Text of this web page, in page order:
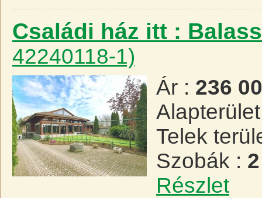
Családi ház itt :
42240118-1)
Ár : 236
Telek
Szobák : 2
Részlet